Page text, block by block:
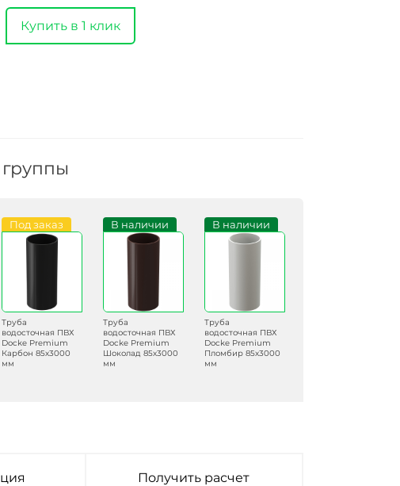
Купить в 1 клик
Под заказ
Труба
водосточная ПВХ
Docke Premium
Карбон 85х3000
мм
В наличии
Труба
водосточная ПВХ
Docke Premium
Шоколад 85х3000
мм
В наличии
Труба
водосточная ПВХ
Docke Premium
Пломбир 85х3000
мм
Получить расчет